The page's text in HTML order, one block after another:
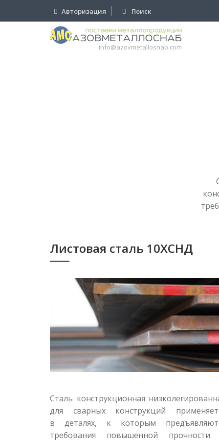
Авторизация Поиск
info@azovmetallosnab.com
Листовая сталь 10ХСНД
Сталь конструкционная
для сварных конструкций
в деталях, к которым
требования повышенной прочности